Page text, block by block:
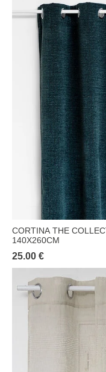
CORTINA THE
140X260CM
25.00 €